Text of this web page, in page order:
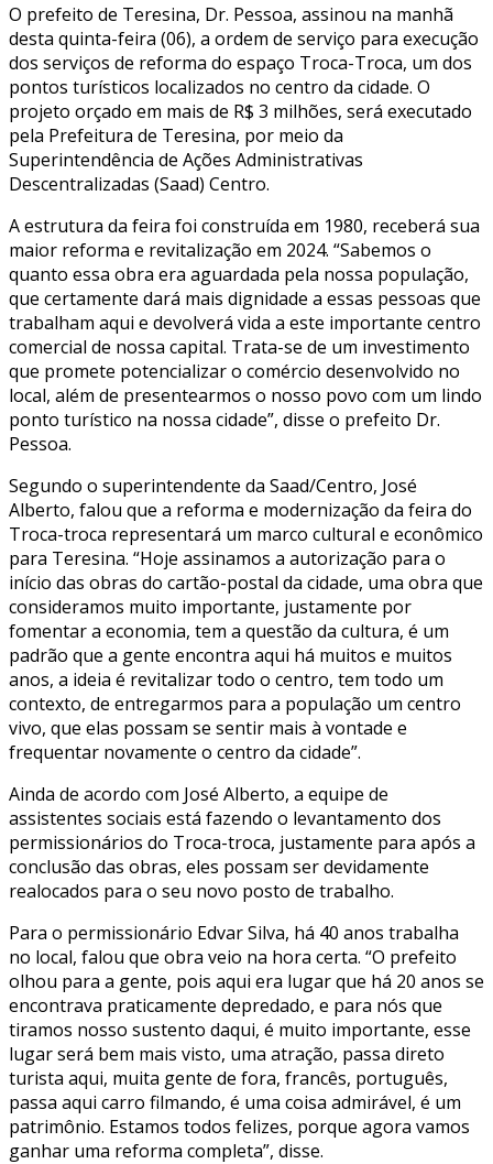
O prefeito de Teresina, Dr. Pessoa, assinou na manhã
desta quinta-feira (06), a ordem de serviço para execução
dos serviços de reforma do espaço Troca-Troca, um dos
pontos turísticos localizados no centro da cidade. O
projeto orçado em mais de R$ 3 milhões, será executado
pela Prefeitura de Teresina, por meio da
Superintendência de Ações Administrativas
Descentralizadas (Saad) Centro.
A estrutura da feira foi construída em 1980, receberá sua
maior reforma e revitalização em 2024. “Sabemos o
quanto essa obra era aguardada pela nossa população,
que certamente dará mais dignidade a essas pessoas que
trabalham aqui e devolverá vida a este importante centro
comercial de nossa capital. Trata-se de um investimento
que promete potencializar o comércio desenvolvido no
local, além de presentearmos o nosso povo com um lindo
ponto turístico na nossa cidade”, disse o prefeito Dr.
Pessoa.
Segundo o superintendente da Saad/Centro, José
Alberto, falou que a reforma e modernização da feira do
Troca-troca representará um marco cultural e econômico
para Teresina. “Hoje assinamos a autorização para o
início das obras do cartão-postal da cidade, uma obra que
consideramos muito importante, justamente por
fomentar a economia, tem a questão da cultura, é um
padrão que a gente encontra aqui há muitos e muitos
anos, a ideia é revitalizar todo o centro, tem todo um
contexto, de entregarmos para a população um centro
vivo, que elas possam se sentir mais à vontade e
frequentar novamente o centro da cidade”.
Ainda de acordo com José Alberto, a equipe de
assistentes sociais está fazendo o levantamento dos
permissionários do Troca-troca, justamente para após a
conclusão das obras, eles possam ser devidamente
realocados para o seu novo posto de trabalho.
Para o permissionário Edvar Silva, há 40 anos trabalha
no local, falou que obra veio na hora certa. “O prefeito
olhou para a gente, pois aqui era lugar que há 20 anos se
encontrava praticamente depredado, e para nós que
tiramos nosso sustento daqui, é muito importante, esse
lugar será bem mais visto, uma atração, passa direto
turista aqui, muita gente de fora, francês, português,
passa aqui carro filmando, é uma coisa admirável, é um
patrimônio. Estamos todos felizes, porque agora vamos
ganhar uma reforma completa”, disse.